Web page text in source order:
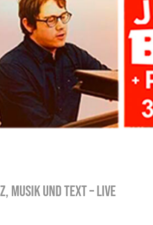
Musik und Text – live